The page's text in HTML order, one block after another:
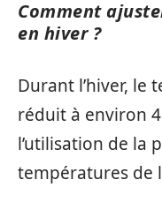
Comment
en hiver ?
Durant l’hiver, le
réduit à environ
l’utilisation de la
températures de